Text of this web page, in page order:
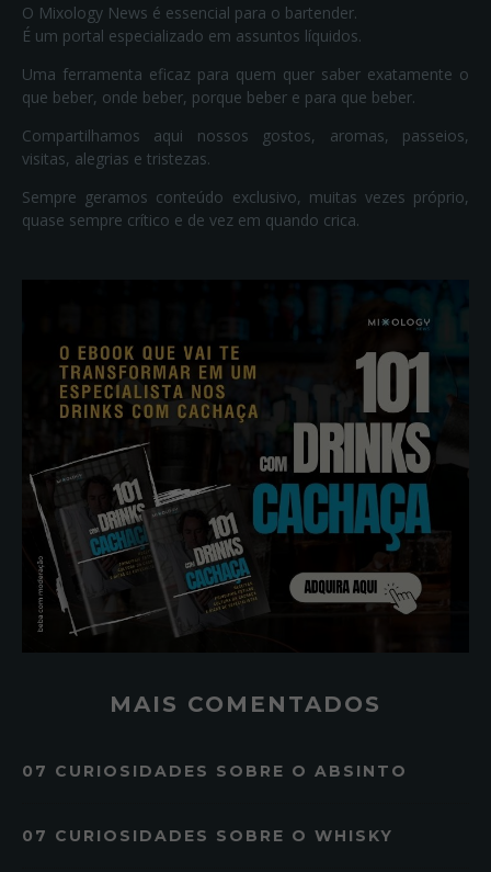
O Mixology News é essencial para o bartender.
É um portal especializado em assuntos líquidos.
Uma ferramenta eficaz para quem quer saber exatamente o
que beber, onde beber, porque beber e para que beber.
Compartilhamos aqui nossos gostos, aromas, passeios,
visitas, alegrias e tristezas.
Sempre geramos conteúdo exclusivo, muitas vezes próprio,
quase sempre crítico e de vez em quando crica.
MAIS COMENTADOS
07 CURIOSIDADES SOBRE O ABSINTO
07 CURIOSIDADES SOBRE O WHISKY